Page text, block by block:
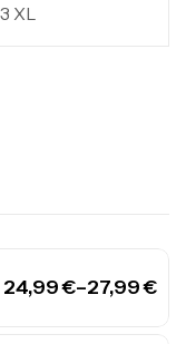
XL
24,99€–27,99€